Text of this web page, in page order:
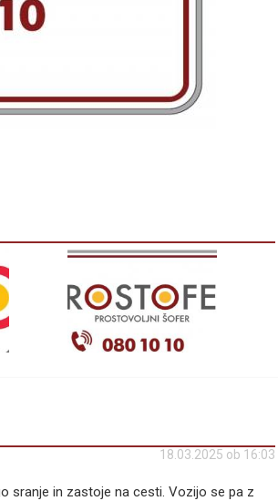
18.03.2025 ob 16:03
sranje in zastoje na cesti. Vozijo se pa z